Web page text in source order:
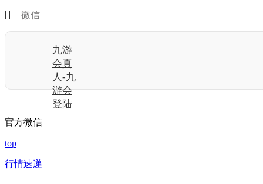
| | 微信 | |
九游
会真
人-九
游会
登陆
官方微信
top
行情速递